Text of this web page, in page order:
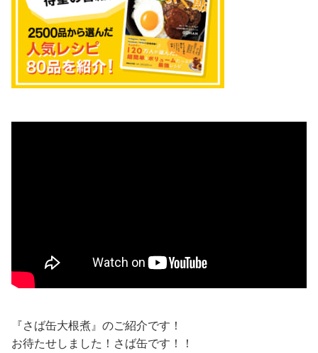
『さば缶大根煮』のご紹介です！
お待たせしました！さば缶です！！